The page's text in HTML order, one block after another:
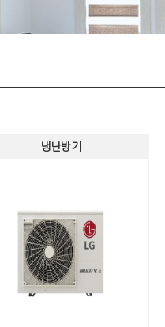
냉난방기